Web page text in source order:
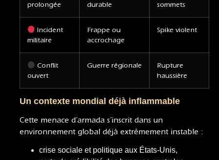
prolongée
durable
sommets
Incident
militaire
Frappe ou
accrochage
Spike violent
Conflit
ouvert
Guerre régionale
Rupture
haussière
Un contexte mondial déjà inflammable
Cette menace d’armada s’inscrit dans un
environnement global déjà extrêmement instable :
crise sociale et politique aux États-Unis,